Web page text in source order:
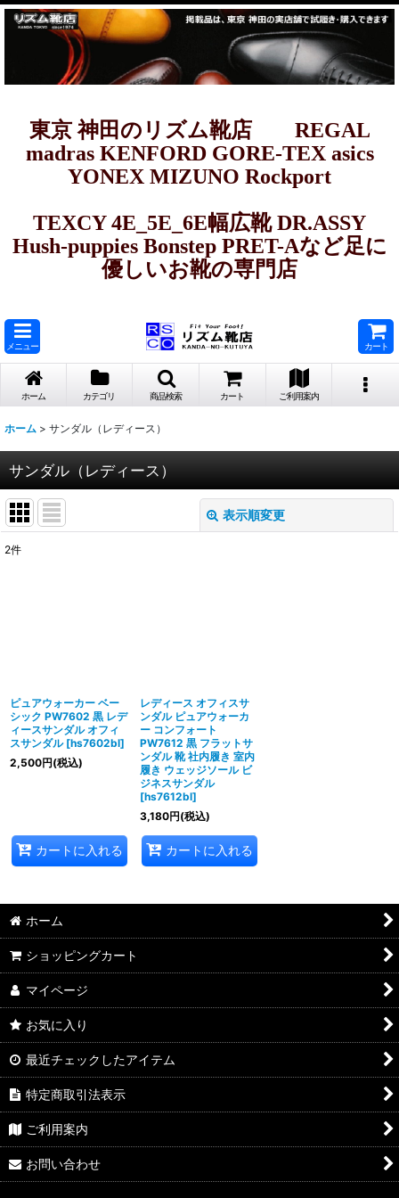
東京 神田のリズム靴店 REGAL
madras KENFORD GORE-TEX asics
YONEX MIZUNO Rockport
TEXCY 4E_5E_6E幅広靴 DR.ASSY
Hush-puppies Bonstep PRET-Aなど足に
優しいお靴の専門店
メニュー カート
ホーム カテゴリ 商品検索 カート ご利用案内
ホーム > サンダル（レディース）
サンダル（レディース）
表示順変更
絞り込む
2件
ピュアウォーカー ベー
シック PW7602 黒 レデ
ィースサンダル オフィ
スサンダル [hs7602bl]
2,500円(税込)
カートに入れる
レディース オフィスサ
ンダル ピュアウォーカ
ー コンフォート
PW7612 黒 フラットサ
ンダル 靴 社内履き 室内
履き ウェッジソール ビ
ジネスサンダル
[hs7612bl]
3,180円(税込)
カートに入れる
ホーム
ショッピングカート
マイページ
お気に入り
最近チェックしたアイテム
特定商取引法表示
ご利用案内
お問い合わせ